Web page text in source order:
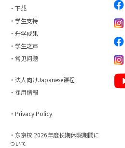
・下载
・学生支持
・升学成果
・学生之声
・常见问题
・法人向けJapanese课程
・採用情報
・Privacy Policy
・东京校 2026年度长期休暇期間に
ついて